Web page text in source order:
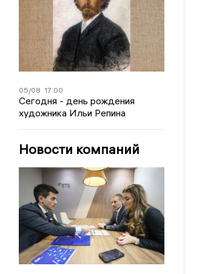
05/08 17:00
Сегодня - день рождения
художника Ильи Репина
Новости компаний